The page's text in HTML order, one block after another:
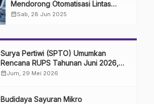
Mendorong Otomatisasi Lintas
Sektor
calendar_monthSab, 28 Jun 2025
Surya Pertiwi (SPTO) Umumkan
Rencana RUPS Tahunan Juni 2026,
Bahas Penggunaan Laba Hingga
calendar_monthJum, 29 Mei 2026
Budidaya Sayuran Mikro